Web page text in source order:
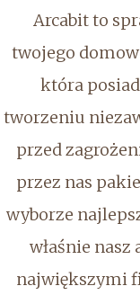
Arcabit to
twojego
która
tworzeniu
przed
przez nas
wyborze
właśnie nasz
największymi